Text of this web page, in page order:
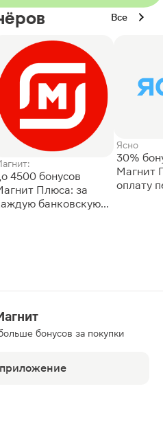
Все
4500 бонусов
Плюса: за
банковскую
Ясно
30%
Магнит
оплату
бонусов за покупки